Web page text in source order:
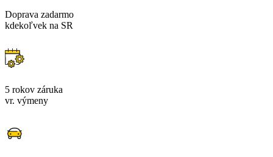
Doprava zadarmo
kdekoľvek na SR
5 rokov záruka
vr. výmeny